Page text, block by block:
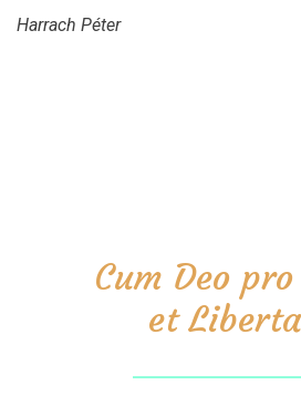
Harrach Péter
Cum Deo
et